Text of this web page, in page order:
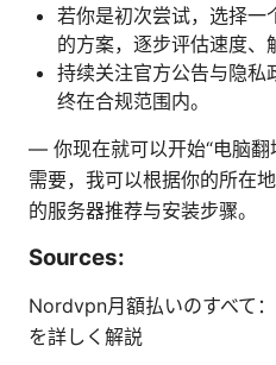
若你是初次尝试，选择一
的方案，逐步评估速度、
持续关注官方公告与隐私
终在合规范围内。
— 你现在就可以开始“电脑
需要，我可以根据你的所在
的服务器推荐与安装步骤。
Sources:
Nordvpn月額払いのすべて
を詳しく解説